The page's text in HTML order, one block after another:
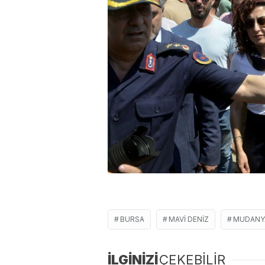
BURSA MAVI DENIZ
İLGİNİZİÇEKEBİLİR